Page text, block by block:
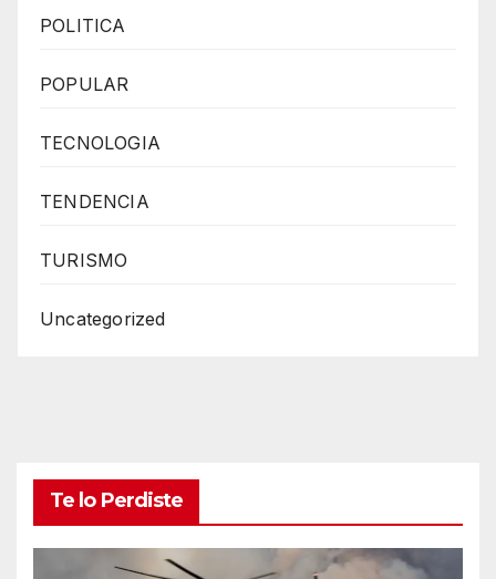
POLITICA
POPULAR
TECNOLOGIA
TENDENCIA
TURISMO
Uncategorized
Te lo Perdiste